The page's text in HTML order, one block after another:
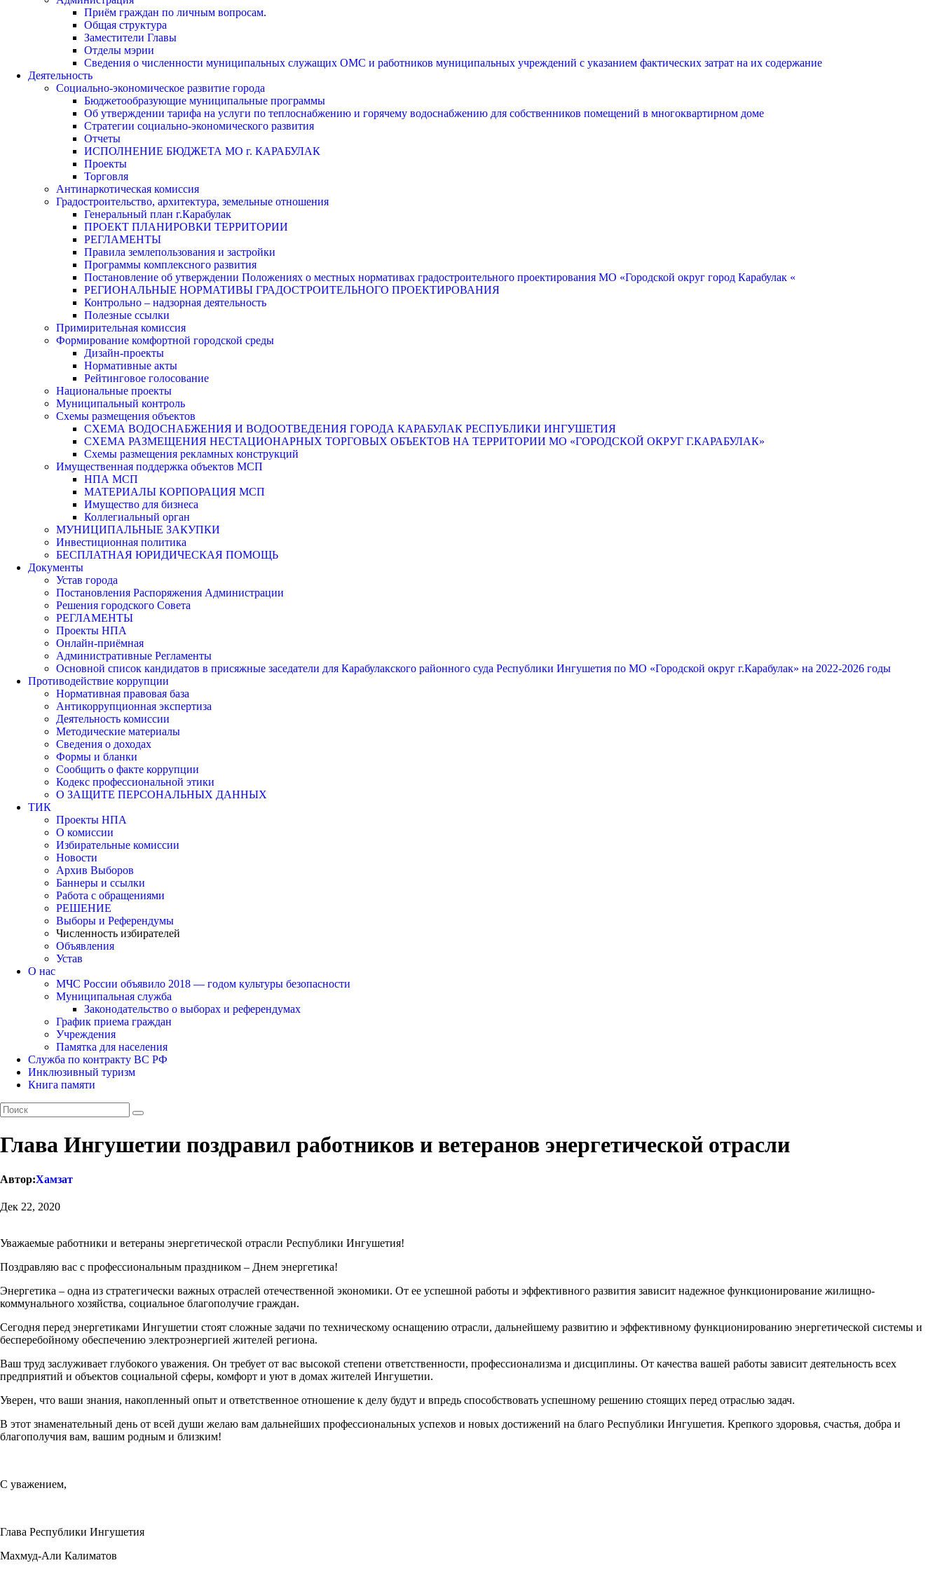
Приём граждан по личным вопросам.
Общая структура
Заместители Главы
Отделы мэрии
Сведения о численности муниципальных служащих ОМС и работников муниципальных учреждений с указанием фактических затрат на их содержание
Деятельность
Социально-экономическое развитие города
Бюджетообразующие муниципальные программы
Об утверждении тарифа на услуги по теплоснабжению и горячему водоснабжению для собственников помещений в многоквартирном доме
Стратегии социально-экономического развития
Отчеты
ИСПОЛНЕНИЕ БЮДЖЕТА МО г. КАРАБУЛАК
Проекты
Торговля
Антинаркотическая комиссия
Градостроительство, архитектура, земельные отношения
Генеральный план г.Карабулак
ПРОЕКТ ПЛАНИРОВКИ ТЕРРИТОРИИ
РЕГЛАМЕНТЫ
Правила землепользования и застройки
Программы комплексного развития
Постановление об утверждении Положениях о местных нормативах градостроительного проектирования МО «Городской округ город Карабулак «
РЕГИОНАЛЬНЫЕ НОРМАТИВЫ ГРАДОСТРОИТЕЛЬНОГО ПРОЕКТИРОВАНИЯ
Контрольно – надзорная деятельность
Полезные ссылки
Примирительная комиссия
Формирование комфортной городской среды
Дизайн-проекты
Нормативные акты
Рейтинговое голосование
Национальные проекты
Муниципальный контроль
Схемы размещения объектов
СХЕМА ВОДОСНАБЖЕНИЯ И ВОДООТВЕДЕНИЯ ГОРОДА КАРАБУЛАК РЕСПУБЛИКИ ИНГУШЕТИЯ
СХЕМА РАЗМЕЩЕНИЯ НЕСТАЦИОНАРНЫХ ТОРГОВЫХ ОБЪЕКТОВ НА ТЕРРИТОРИИ МО «ГОРОДСКОЙ ОКРУГ Г.КАРАБУЛАК»
Схемы размещения рекламных конструкций
Имущественная поддержка объектов МСП
НПА МСП
МАТЕРИАЛЫ КОРПОРАЦИЯ МСП
Имущество для бизнеса
Коллегиальный орган
МУНИЦИПАЛЬНЫЕ ЗАКУПКИ
Инвестиционная политика
БЕСПЛАТНАЯ ЮРИДИЧЕСКАЯ ПОМОЩЬ
Документы
Устав города
Постановления Распоряжения Администрации
Решения городского Совета
РЕГЛАМЕНТЫ
Проекты НПА
Онлайн-приёмная
Административные Регламенты
Основной список кандидатов в присяжные заседатели для Карабулакского районного суда Республики Ингушетия по МО «Городской округ г.Карабулак» на 2022-2026 годы
Противодействие коррупции
Нормативная правовая база
Антикоррупционная экспертиза
Деятельность комиссии
Методические материалы
Сведения о доходах
Формы и бланки
Сообщить о факте коррупции
Кодекс профессиональной этики
О ЗАЩИТЕ ПЕРСОНАЛЬНЫХ ДАННЫХ
ТИК
Проекты НПА
О комиссии
Избирательные комиссии
Новости
Архив Выборов
Баннеры и ссылки
Работа с обращениями
РЕШЕНИЕ
Выборы и Референдумы
Численность избирателей
Объявления
Устав
О нас
МЧС России объявило 2018 — годом культуры безопасности
Муниципальная служба
Законодательство о выборах и референдумах
График приема граждан
Учреждения
Памятка для населения
Служба по контракту ВС РФ
Инклюзивный туризм
Книга памяти
Глава Ингушетии поздравил работников и ветеранов энергетической отрасли
Автор:Хамзат
Дек 22, 2020
Уважаемые работники и ветераны энергетической отрасли Республики Ингушетия!
Поздравляю вас с профессиональным праздником – Днем энергетика!
Энергетика – одна из стратегически важных отраслей отечественной экономики. От ее успешной работы и эффективного развития зависит надежное функционирование жилищно-
коммунального хозяйства, социальное благополучие граждан.
Сегодня перед энергетиками Ингушетии стоят сложные задачи по техническому оснащению отрасли, дальнейшему развитию и эффективному функционированию энергетической системы и
бесперебойному обеспечению электроэнергией жителей региона.
Ваш труд заслуживает глубокого уважения. Он требует от вас высокой степени ответственности, профессионализма и дисциплины. От качества вашей работы зависит деятельность всех
предприятий и объектов социальной сферы, комфорт и уют в домах жителей Ингушетии.
Уверен, что ваши знания, накопленный опыт и ответственное отношение к делу будут и впредь способствовать успешному решению стоящих перед отраслью задач.
В этот знаменательный день от всей души желаю вам дальнейших профессиональных успехов и новых достижений на благо Республики Ингушетия. Крепкого здоровья, счастья, добра и
благополучия вам, вашим родным и близким!
С уважением,
Глава Республики Ингушетия
Махмуд-Али Калиматов